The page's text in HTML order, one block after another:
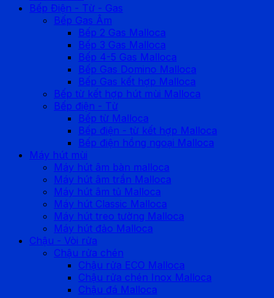
Bếp Điện - Từ - Gas
Bếp Gas Âm
Bếp 2 Gas Malloca
Bếp 3 Gas Malloca
Bếp 4-5 Gas Malloca
Bếp Gas Domino Malloca
Bếp Gas kết hợp Malloca
Bếp từ kết hợp hút mùi Malloca
Bếp điện - Từ
Bếp từ Malloca
Bếp điện - từ kết hợp Malloca
Bếp điện hồng ngoại Malloca
Máy hút mùi
Máy hút âm bàn malloca
Máy hút âm trần Malloca
Máy hút âm tủ Malloca
Máy hút Classic Malloca
Máy hút treo tường Malloca
Máy hút đảo Malloca
Chậu - Vòi rửa
Chậu rửa chén
Chậu rửa ECO Malloca
Chậu rửa chén Inox Malloca
Chậu đá Malloca